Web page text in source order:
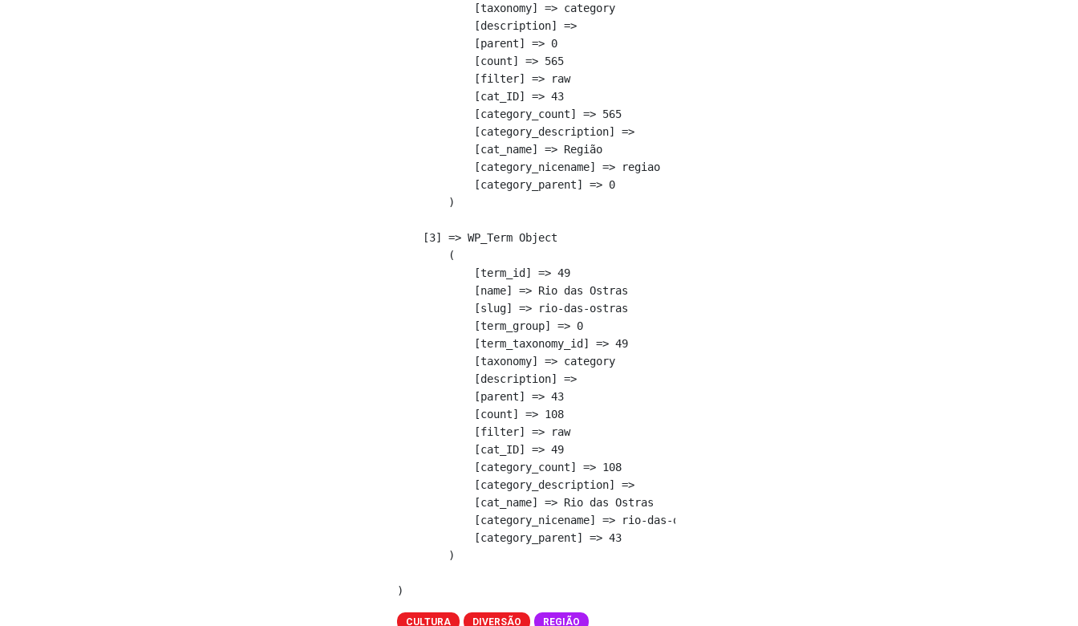
            [taxonomy] => category
            [description] =>
            [parent] => 0
            [count] => 565
            [filter] => raw
            [cat_ID] => 43
            [category_count] => 565
            [category_description] =>
            [cat_name] => Região
            [category_nicename] => regiao
            [category_parent] => 0
        )
    [3] => WP_Term Object
        (
            [term_id] => 49
            [name] => Rio das Ostras
            [slug] => rio-das-ostras
            [term_group] => 0
            [term_taxonomy_id] => 49
            [taxonomy] => category
            [description] =>
            [parent] => 43
            [count] => 108
            [filter] => raw
            [cat_ID] => 49
            [category_count] => 108
            [category_description] =>
            [cat_name] => Rio das Ostras
            [category_nicename] => rio-das-ostras
            [category_parent] => 43
        )
CULTURA DIVERSÃO REGIÃO